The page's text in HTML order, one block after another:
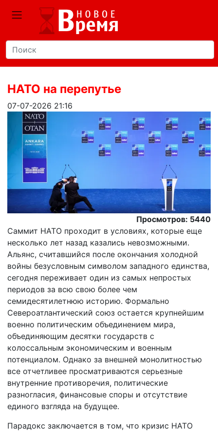
НАТО на перепутье
07-07-2026 21:16
Просмотров: 5440
Саммит НАТО проходит в условиях, которые еще
несколько лет назад казались невозможными.
Альянс, считавшийся после окончания холодной
войны безусловным символом западного единства,
сегодня переживает один из самых непростых
периодов за всю свою более чем
семидесятилетнюю историю. Формально
Североатлантический союз остается крупнейшим
военно политическим объединением мира,
объединяющим десятки государств с
колоссальным экономическим и военным
потенциалом. Однако за внешней монолитностью
все отчетливее просматриваются серьезные
внутренние противоречия, политические
разногласия, финансовые споры и отсутствие
единого взгляда на будущее.
Парадокс заключается в том, что кризис НАТО